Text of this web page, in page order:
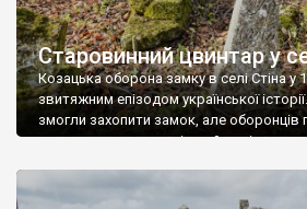
Старовинний цвинтар у
Козацька оборона замку в селі Стіна у
звитяжним епізодом української
змогли захопити замок, але оборонців
поховали на цвинтарі, який тоді
ньому чимало хрестів 19 століття, є